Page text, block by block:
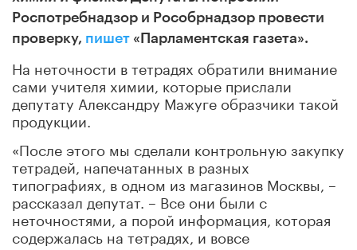
Роспотребнадзор и Рособрнадзор провести
проверку, пишет «Парламентская газета».
На неточности в тетрадях обратили внимание
сами учителя химии, которые прислали
депутату Александру Мажуге образчики такой
продукции.
«После этого мы сделали контрольную закупку
тетрадей, напечатанных в разных
типографиях, в одном из магазинов Москвы, –
рассказал депутат. – Все они были с
неточностями, а порой информация, которая
содержалась на тетрадях, и вовсе